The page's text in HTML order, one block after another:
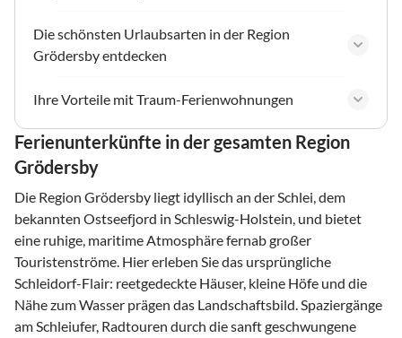
Die schönsten Urlaubsarten in der Region
Grödersby entdecken
Ihre Vorteile mit Traum-Ferienwohnungen
Ferienunterkünfte in der gesamten Region
Grödersby
Die Region Grödersby liegt idyllisch an der Schlei, dem
bekannten Ostseefjord in Schleswig-Holstein, und bietet
eine ruhige, maritime Atmosphäre fernab großer
Touristenströme. Hier erleben Sie das ursprüngliche
Schleidorf-Flair: reetgedeckte Häuser, kleine Höfe und die
Nähe zum Wasser prägen das Landschaftsbild. Spaziergänge
am Schleiufer, Radtouren durch die sanft geschwungene